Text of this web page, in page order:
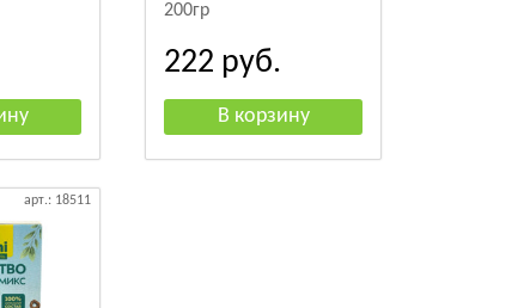
200гр
222 руб.
арт.: 18511